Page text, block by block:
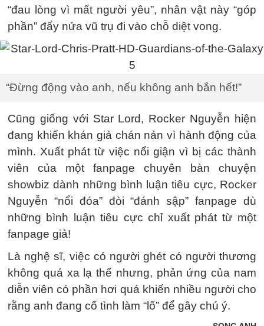
“đau lòng vì mất người yêu”, nhân vật này “góp
phần” đẩy nửa vũ trụ đi vào chỗ diệt vong.
“Đừng động vào anh, nếu không anh bắn hết!”
Cũng giống với Star Lord, Rocker Nguyễn hiện
đang khiến khán giả chán nản vì hành động của
mình. Xuất phát từ việc nổi giận vì bị các thành
viên của một fanpage chuyên bàn chuyện
showbiz dành những bình luận tiêu cực, Rocker
Nguyễn “nổi đóa” đòi “đánh sập” fanpage dù
những bình luận tiêu cực chỉ xuất phát từ một
fanpage giả!
Là nghệ sĩ, việc có người ghét có người thương
không quá xa lạ thế nhưng, phản ứng của nam
diễn viên có phần hơi quá khiến nhiều người cho
rằng anh đang cố tình làm “lố” để gây chú ý.